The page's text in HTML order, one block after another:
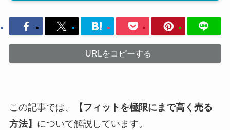
URLをコピーする
この記事では、
【フィットを極限にまで高く売る
方法】 について解説しています。